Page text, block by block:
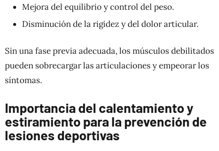
Mejora del equilibrio y control del peso.
Disminución de la rigidez y del dolor articular.
Sin una fase previa adecuada, los músculos debilitados
pueden sobrecargar las articulaciones y empeorar los
síntomas.
Importancia del calentamiento y
estiramiento para la prevención de
lesiones deportivas